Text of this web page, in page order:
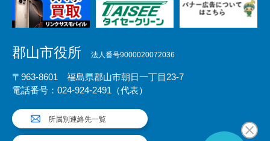
郡山市役所 法人番号9000020072036
〒963-8601 福島県郡山市朝日一丁目23-7
電話番号：024-924-2491（代表）
所属別連絡先一覧